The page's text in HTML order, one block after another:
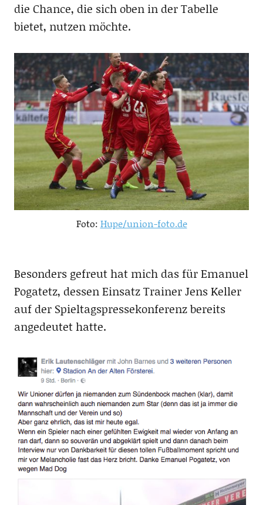
die Chance, die sich oben in der Tabelle
bietet, nutzen möchte.
Foto: Hupe/union-foto.de
Besonders gefreut hat mich das für Emanuel
Pogatetz, dessen Einsatz Trainer Jens Keller
auf der Spieltagspressekonferenz bereits
angedeutet hatte.